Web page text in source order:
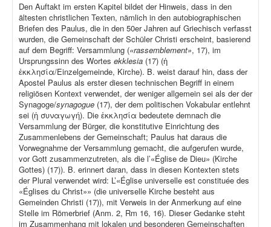
Den Auftakt im ersten Kapitel bildet der Hinweis, dass in den
ältesten christlichen Texten, nämlich in den autobiographischen
Briefen des Paulus, die in den 50er Jahren auf Griechisch verfasst
wurden, die Gemeinschaft der Schüler Christi erscheint, basierend
auf dem Begriff: Versammlung («rassemblement», 17), im
Ursprungssinn des Wortes ekklesia (17) (ἡ
ἐκκλησία/Einzelgemeinde, Kirche). B. weist darauf hin, dass der
Apostel Paulus als erster diesen technischen Begriff in einem
religiösen Kontext verwendet, der weniger allgemein sei als der der
Synagoge/synagogue (17), der dem politischen Vokabular entlehnt
sei (ἡ συναγωγή). Die ἐκκλησία bedeutete demnach die
Versammlung der Bürger, die konstitutive Einrichtung des
Zusammenlebens der Gemeinschaft; Paulus hat daraus die
Vorwegnahme der Versammlung gemacht, die aufgerufen wurde,
vor Gott zusammenzutreten, als die l’«Église de Dieu» (Kirche
Gottes) (17)). B. erinnert daran, dass in diesen Kontexten stets
der Plural verwendet wird: L’«Église universelle est constituée des
«Églises du Christ»» (die universelle Kirche besteht aus
Gemeinden Christi (17)), mit Verweis in der Anmerkung auf eine
Stelle im Römerbrief (Anm. 2, Rm 16, 16). Dieser Gedanke steht
im Zusammenhang mit lokalen und besonderen Gemeinschaften